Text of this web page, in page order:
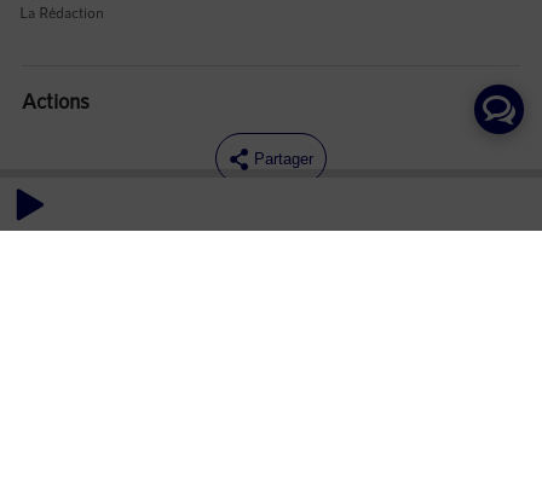
La Rédaction
Actions
Partager
Commentaires